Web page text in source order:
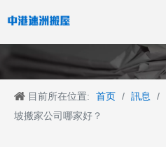
目前所在位置: 首页 / 訊息 /
坡搬家公司哪家好？